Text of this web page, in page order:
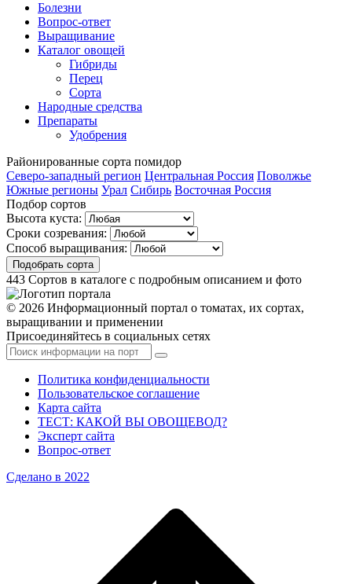
Болезни
Вопрос-ответ
Выращивание
Каталог овощей
Гибриды
Перец
Сорта
Народные средства
Препараты
Удобрения
Районированные сорта помидор
Северо-западный регион Центральная Россия Поволжье
Южные регионы Урал Сибирь Восточная Россия
Подбор сортов
Высота куста:
Сроки созревания:
Способ выращивания:
Подобрать сорта
443 Сортов в каталоге с подробным описанием и фото
© 2026 Информационный портал о томатах, их сортах,
выращивании и применении
Присоединяйтесь в социальных сетях
Политика конфиденциальности
Пользовательское соглашение
Карта сайта
ТЕСТ: КАКОЙ ВЫ ОВОЩЕВОД?
Эксперт сайта
Вопрос-ответ
Сделано в 2022